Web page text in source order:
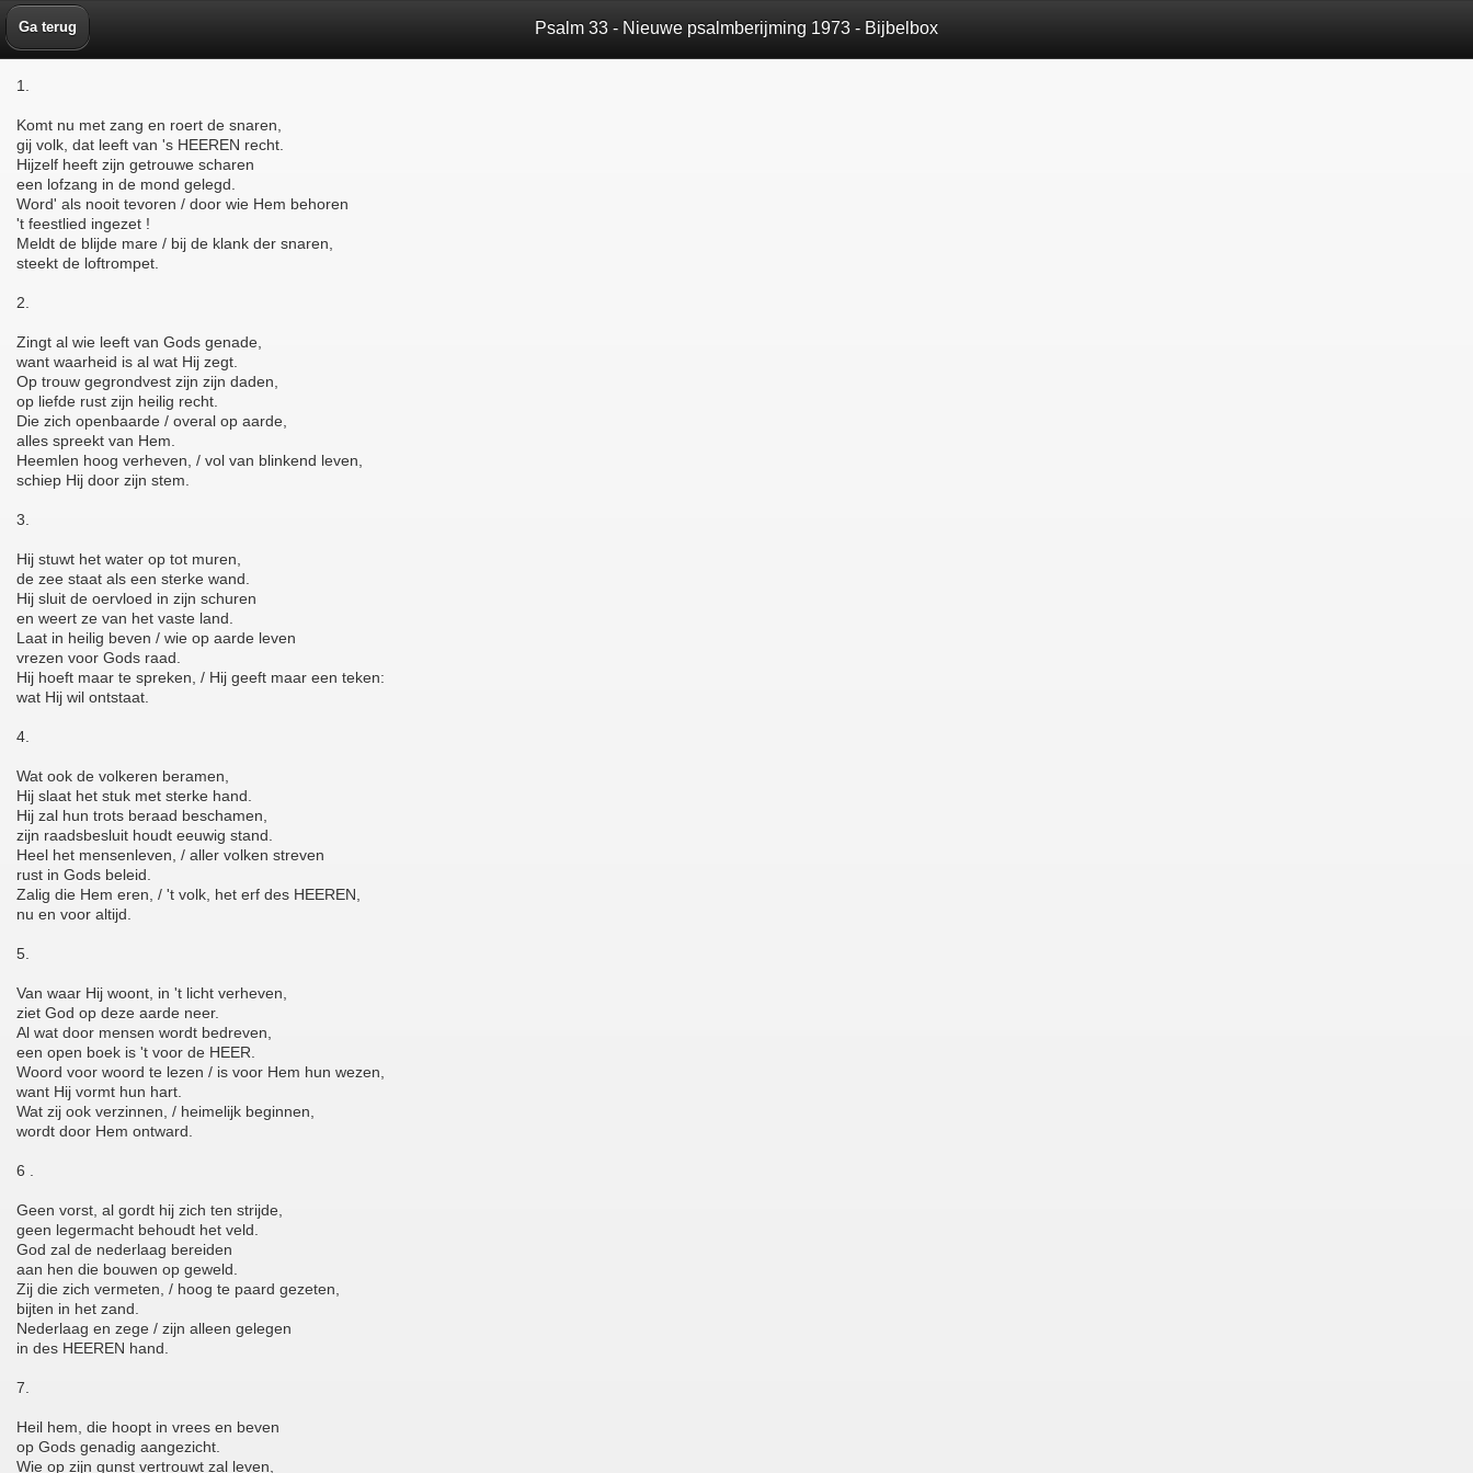
Ga terug Psalm 33 - Nieuwe psalmberijming 1973 - Bijbelbox
1.
Komt nu met zang en roert de snaren,
gij volk, dat leeft van 's HEEREN recht.
Hijzelf heeft zijn getrouwe scharen
een lofzang in de mond gelegd.
Word' als nooit tevoren / door wie Hem behoren
't feestlied ingezet !
Meldt de blijde mare / bij de klank der snaren,
steekt de loftrompet.
2.
Zingt al wie leeft van Gods genade,
want waarheid is al wat Hij zegt.
Op trouw gegrondvest zijn zijn daden,
op liefde rust zijn heilig recht.
Die zich openbaarde / overal op aarde,
alles spreekt van Hem.
Heemlen hoog verheven, / vol van blinkend leven,
schiep Hij door zijn stem.
3.
Hij stuwt het water op tot muren,
de zee staat als een sterke wand.
Hij sluit de oervloed in zijn schuren
en weert ze van het vaste land.
Laat in heilig beven / wie op aarde leven
vrezen voor Gods raad.
Hij hoeft maar te spreken, / Hij geeft maar een teken:
wat Hij wil ontstaat.
4.
Wat ook de volkeren beramen,
Hij slaat het stuk met sterke hand.
Hij zal hun trots beraad beschamen,
zijn raadsbesluit houdt eeuwig stand.
Heel het mensenleven, / aller volken streven
rust in Gods beleid.
Zalig die Hem eren, / 't volk, het erf des HEEREN,
nu en voor altijd.
5.
Van waar Hij woont, in 't licht verheven,
ziet God op deze aarde neer.
Al wat door mensen wordt bedreven,
een open boek is 't voor de HEER.
Woord voor woord te lezen / is voor Hem hun wezen,
want Hij vormt hun hart.
Wat zij ook verzinnen, / heimelijk beginnen,
wordt door Hem ontward.
6 .
Geen vorst, al gordt hij zich ten strijde,
geen legermacht behoudt het veld.
God zal de nederlaag bereiden
aan hen die bouwen op geweld.
Zij die zich vermeten, / hoog te paard gezeten,
bijten in het zand.
Nederlaag en zege / zijn alleen gelegen
in des HEEREN hand.
7.
Heil hem, die hoopt in vrees en beven
op Gods genadig aangezicht.
Wie op zijn gunst vertrouwt zal leven,